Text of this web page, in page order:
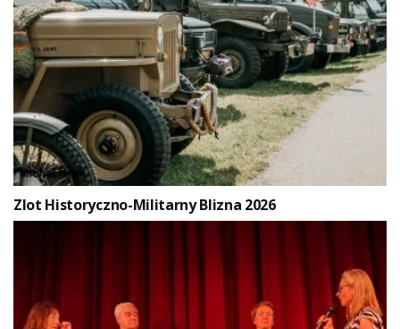
Zlot Historyczno-Militarny Blizna 2026